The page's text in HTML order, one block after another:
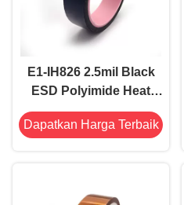
E1-IH826 2.5mil Black
ESD Polyimide Heat
Resistant Tape Untuk
Kaca Oven
Dapatkan Harga Terbaik